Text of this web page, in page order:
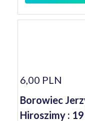
6,00 PLN
Borowiec
Hiroszimy :